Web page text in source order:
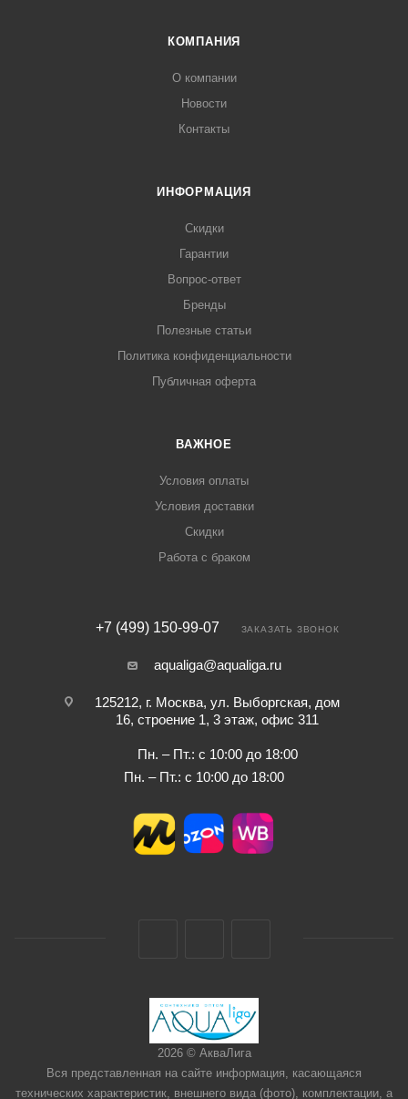
КОМПАНИЯ
О компании
Новости
Контакты
ИНФОРМАЦИЯ
Скидки
Гарантии
Вопрос-ответ
Бренды
Полезные статьи
Политика конфиденциальности
Публичная оферта
ВАЖНОЕ
Условия оплаты
Условия доставки
Скидки
Работа с браком
+7 (499) 150-99-07 ЗАКАЗАТЬ ЗВОНОК
aqualiga@aqualiga.ru
125212, г. Москва, ул. Выборгская, дом
16, строение 1, 3 этаж, офис 311
Пн. – Пт.: с 10:00 до 18:00
Пн. – Пт.: с 10:00 до 18:00
2026 © АкваЛига
Вся представленная на сайте информация, касающаяся
технических характеристик, внешнего вида (фото), комплектации, а